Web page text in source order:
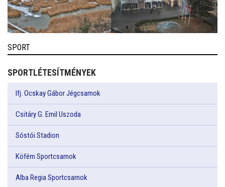
SPORT
SPORTLÉTESÍTMÉNYEK
Ifj. Ocskay Gábor Jégcsarnok
Csitáry G. Emil Uszoda
Sóstói Stadion
Köfém Sportcsarnok
Alba Regia Sportcsarnok